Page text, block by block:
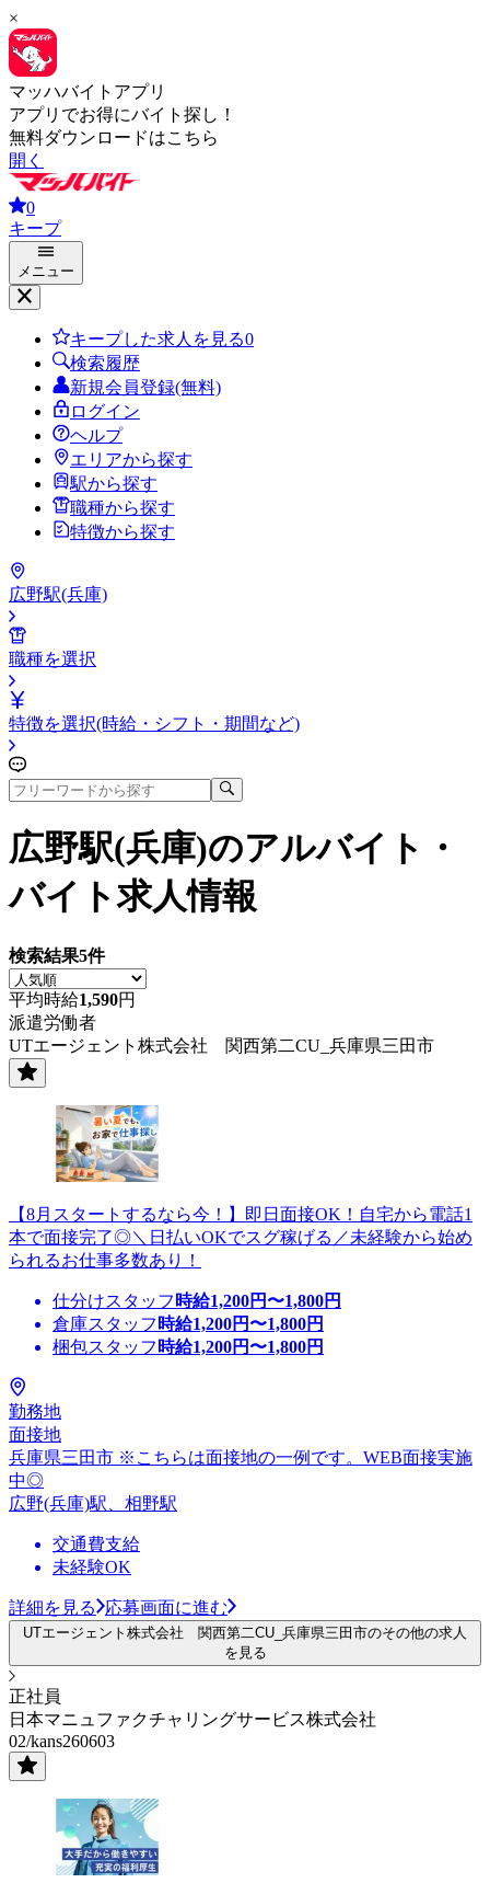
×
マッハバイトアプリ
アプリでお得にバイト探し！
無料ダウンロードはこちら
開く
0
キープ
メニュー
キープした求人を見る0
検索履歴
新規会員登録(無料)
ログイン
ヘルプ
エリアから探す
駅から探す
職種から探す
特徴から探す
広野駅(兵庫)
職種を選択
特徴を選択(時給・シフト・期間など)
広野駅(兵庫)のアルバイト・
バイト求人情報
検索結果5件
平均時給1,590円
派遣労働者
UTエージェント株式会社 関西第二CU_兵庫県三田市
【8月スタートするなら今！】即日面接OK！自宅から電話1
本で面接完了◎＼日払いOKでスグ稼げる／未経験から始め
られるお仕事多数あり！
仕分けスタッフ 時給1,200円〜1,800円
倉庫スタッフ 時給1,200円〜1,800円
梱包スタッフ 時給1,200円〜1,800円
勤務地
面接地
兵庫県三田市 ※こちらは面接地の一例です。WEB面接実施
中◎
広野(兵庫)駅、相野駅
交通費支給
未経験OK
詳細を見る 応募画面に進む
UTエージェント株式会社 関西第二CU_兵庫県三田市のその他の求人
を見る
正社員
日本マニュファクチャリングサービス株式会社
02/kans260603